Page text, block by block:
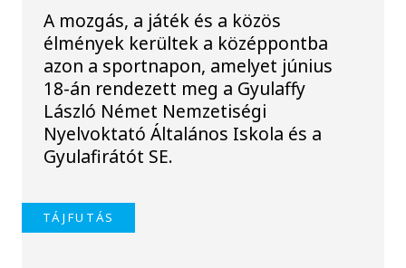
A mozgás, a játék és a közös
élmények kerültek a középpontba
azon a sportnapon, amelyet június
18-án rendezett meg a Gyulaffy
László Német Nemzetiségi
Nyelvoktató Általános Iskola és a
Gyulafirátót SE.
TÁJFUTÁS